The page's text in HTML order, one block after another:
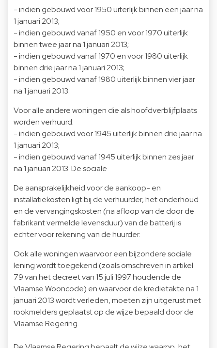
- indien gebouwd voor 1950 uiterlijk binnen een jaar na
1 januari 2013;
- indien gebouwd vanaf 1950 en voor 1970 uiterlijk
binnen twee jaar na 1 januari 2013;
- indien gebouwd vanaf 1970 en voor 1980 uiterlijk
binnen drie jaar na 1 januari 2013;
- indien gebouwd vanaf 1980 uiterlijk binnen vier jaar
na 1 januari 2013.
Voor alle andere woningen die als hoofdverblijfplaats
worden verhuurd:
- indien gebouwd voor 1945 uiterlijk binnen drie jaar na
1 januari 2013;
- indien gebouwd vanaf 1945 uiterlijk binnen zes jaar
na 1 januari 2013. De sociale
De aansprakelijkheid voor de aankoop- en
installatiekosten ligt bij de verhuurder, het onderhoud
en de vervangingskosten (na afloop van de door de
fabrikant vermelde levensduur) van de batterij is
echter voor rekening van de huurder.
Ook alle woningen waarvoor een bijzondere sociale
lening wordt toegekend (zoals omschreven in artikel
79 van het decreet van 15 juli 1997 houdende de
Vlaamse Wooncode) en waarvoor de kredietakte na 1
januari 2013 wordt verleden, moeten zijn uitgerust met
rookmelders geplaatst op de wijze bepaald door de
Vlaamse Regering.